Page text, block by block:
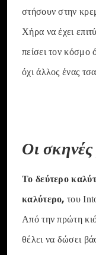
στήσουν στην
Χήρα να έχει
πείσει τον κόσμο
όχι άλλος ένας
Οι
Το δεύτερο
καλύτερο, του
Από την πρώτη
θέλει να δώσει